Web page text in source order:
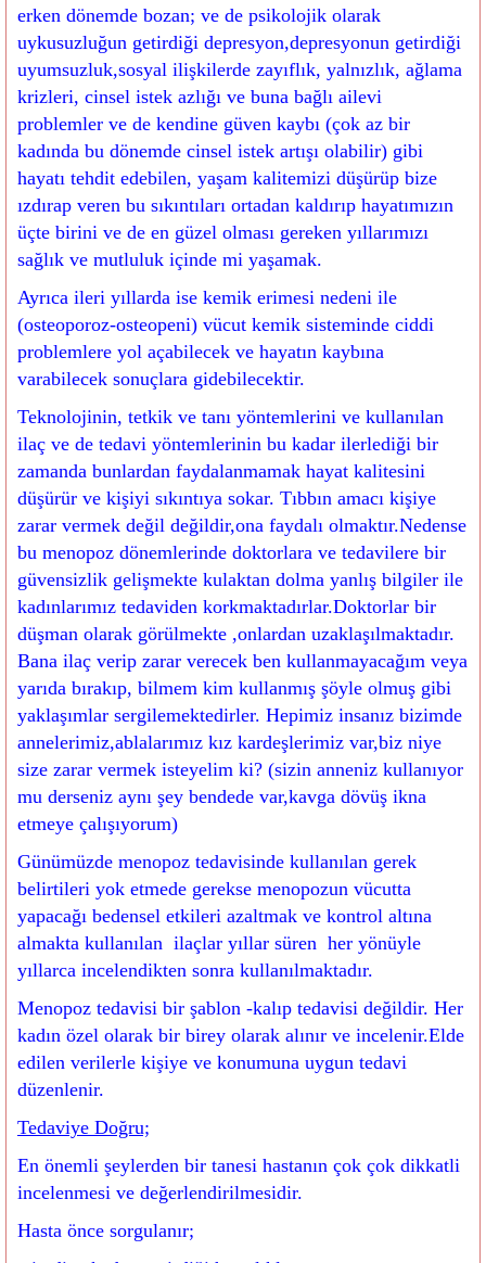
erken dönemde bozan; ve de psikolojik olarak
uykusuzluğun getirdiği depresyon,depresyonun getirdiği
uyumsuzluk,sosyal ilişkilerde zayıflık, yalnızlık, ağlama
krizleri, cinsel istek azlığı ve buna bağlı ailevi
problemler ve de kendine güven kaybı (çok az bir
kadında bu dönemde cinsel istek artışı olabilir) gibi
hayatı tehdit edebilen, yaşam kalitemizi düşürüp bize
ızdırap veren bu sıkıntıları ortadan kaldırıp hayatımızın
üçte birini ve de en güzel olması gereken yıllarımızı
sağlık ve mutluluk içinde mi yaşamak.
Ayrıca ileri yıllarda ise kemik erimesi nedeni ile
(osteoporoz-osteopeni) vücut kemik sisteminde ciddi
problemlere yol açabilecek ve hayatın kaybına
varabilecek sonuçlara gidebilecektir.
Teknolojinin, tetkik ve tanı yöntemlerini ve kullanılan
ilaç ve de tedavi yöntemlerinin bu kadar ilerlediği bir
zamanda bunlardan faydalanmamak hayat kalitesini
düşürür ve kişiyi sıkıntıya sokar. Tıbbın amacı kişiye
zarar vermek değil değildir,ona faydalı olmaktır.Nedense
bu menopoz dönemlerinde doktorlara ve tedavilere bir
güvensizlik gelişmekte kulaktan dolma yanlış bilgiler ile
kadınlarımız tedaviden korkmaktadırlar.Doktorlar bir
düşman olarak görülmekte ,onlardan uzaklaşılmaktadır.
Bana ilaç verip zarar verecek ben kullanmayacağım veya
yarıda bırakıp, bilmem kim kullanmış şöyle olmuş gibi
yaklaşımlar sergilemektedirler. Hepimiz insanız bizimde
annelerimiz,ablalarımız kız kardeşlerimiz var,biz niye
size zarar vermek isteyelim ki? (sizin anneniz kullanıyor
mu derseniz aynı şey bendede var,kavga dövüş ikna
etmeye çalışıyorum)
Günümüzde menopoz tedavisinde kullanılan gerek
belirtileri yok etmede gerekse menopozun vücutta
yapacağı bedensel etkileri azaltmak ve kontrol altına
almakta kullanılan ilaçlar yıllar süren her yönüyle
yıllarca incelendikten sonra kullanılmaktadır.
Menopoz tedavisi bir şablon -kalıp tedavisi değildir. Her
kadın özel olarak bir birey olarak alınır ve incelenir.Elde
edilen verilerle kişiye ve konumuna uygun tedavi
düzenlenir.
Tedaviye Doğru;
En önemli şeylerden bir tanesi hastanın çok çok dikkatli
incelenmesi ve değerlendirilmesidir.
Hasta önce sorgulanır;